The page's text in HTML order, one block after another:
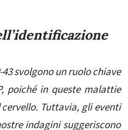
svolgono un ruolo chiave
poiché in queste malattie
Tuttavia, gli eventi
indagini suggeriscono